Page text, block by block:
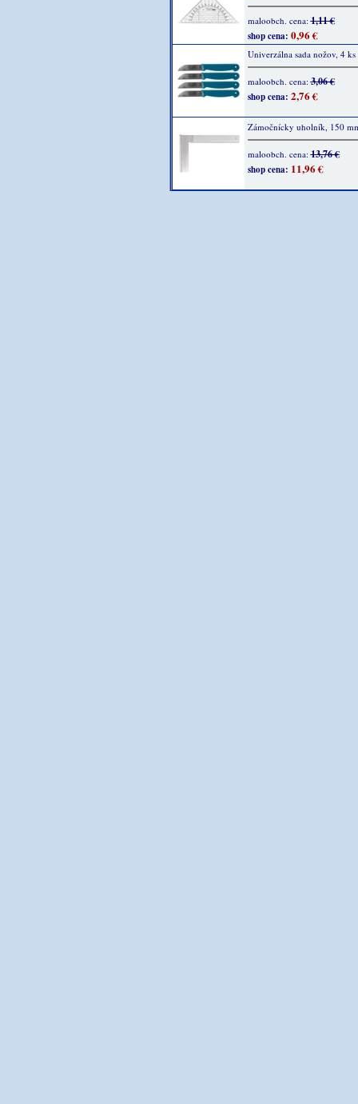
maloobch. cena:1,11 €
shop cena: 0,96 €
Univerzálna sada nožov, 4 ks
maloobch. cena:3,06 €
shop cena: 2,76 €
Zámočnícky uholník, 150
maloobch. cena:13,76 €
shop cena: 11,96 €